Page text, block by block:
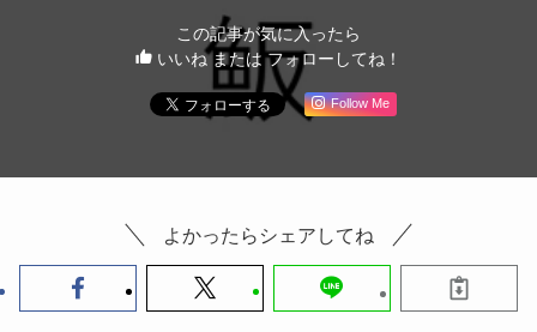
この記事が気に入ったら
いいね または フォローしてね！
Follow Me
よかったらシェアしてね